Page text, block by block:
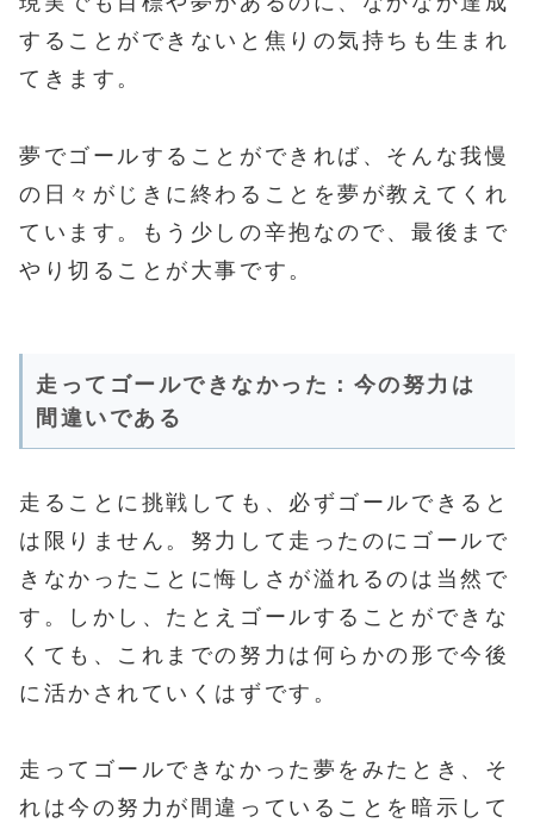
することができないと焦りの気持ちも生まれ
てきます。
夢でゴールすることができれば、そんな我慢
の日々がじきに終わることを夢が教えてくれ
ています。もう少しの辛抱なので、最後まで
やり切ることが大事です。
走ってゴールできなかった：今の努力は
間違いである
走ることに挑戦しても、必ずゴールできると
は限りません。努力して走ったのにゴールで
きなかったことに悔しさが溢れるのは当然で
す。しかし、たとえゴールすることができな
くても、これまでの努力は何らかの形で今後
に活かされていくはずです。
走ってゴールできなかった夢をみたとき、そ
れは今の努力が間違っていることを暗示して